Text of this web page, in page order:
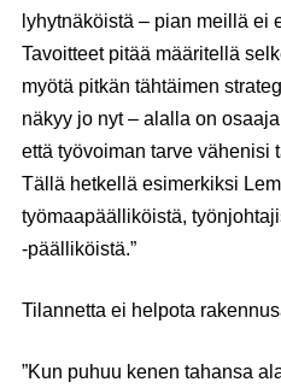
lyhytnäköistä – pian meillä ei
Tavoitteet pitää määritellä
myötä pitkän tähtäimen
näkyy jo nyt – alalla on
että työvoiman tarve vähenisi
Tällä hetkellä esimerkiksi
työmaapäälliköistä,
-päälliköistä.”
Tilannetta ei helpota
”Kun puhuu kenen tahansa